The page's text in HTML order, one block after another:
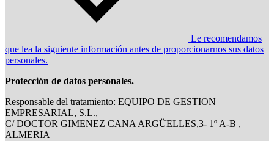
Le recomendamos
que lea la siguiente información antes de proporcionarnos sus datos
personales.
Protección de datos personales.
Responsable del tratamiento: EQUIPO DE GESTION
EMPRESARIAL, S.L.,
C/ DOCTOR GIMENEZ CANA ARGÜELLES,3- 1º A-B ,
ALMERIA